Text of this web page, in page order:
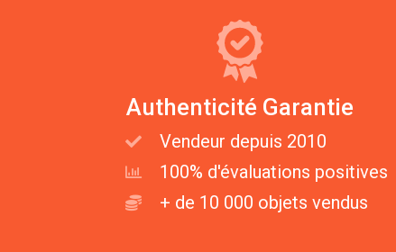
Authenticité Garantie
Vendeur depuis 2010
100% d'évaluations positives
+ de 10 000 objets vendus